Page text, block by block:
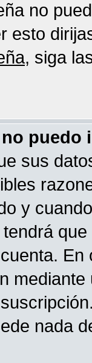
no
esto
, siga
puedo
sus
y
nada